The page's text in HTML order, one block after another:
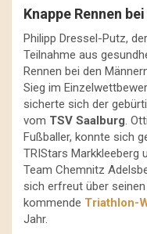
Knappe Rennen
Philipp Dressel-Putz,
Teilnahme aus
Rennen bei den
Sieg im
sicherte sich der
vom TSV Saalburg.
Fußballer, konnte sich
TRIStars Markkleeberg
Team Chemnitz
sich erfreut über
kommende Triathlon-
Jahr.